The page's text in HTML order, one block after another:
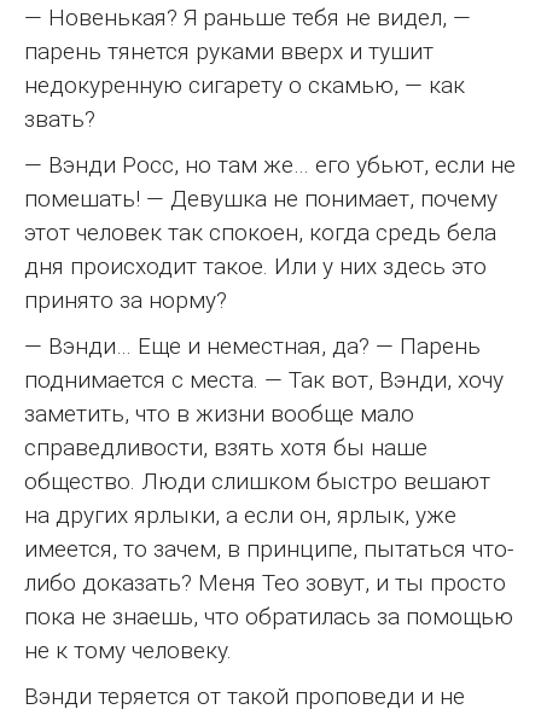
— Новенькая? Я раньше тебя не видел, —
парень тянется руками вверх и тушит
недокуренную сигарету о скамью, — как
звать?
— Вэнди Росс, но там же… его убьют, если не
помешать! — Девушка не понимает, почему
этот человек так спокоен, когда средь бела
дня происходит такое. Или у них здесь это
принято за норму?
— Вэнди… Еще и неместная, да? — Парень
поднимается с места. — Так вот, Вэнди, хочу
заметить, что в жизни вообще мало
справедливости, взять хотя бы наше
общество. Люди слишком быстро вешают
на других ярлыки, а если он, ярлык, уже
имеется, то зачем, в принципе, пытаться что-
либо доказать? Меня Тео зовут, и ты просто
пока не знаешь, что обратилась за помощью
не к тому человеку.
Вэнди теряется от такой проповеди и не